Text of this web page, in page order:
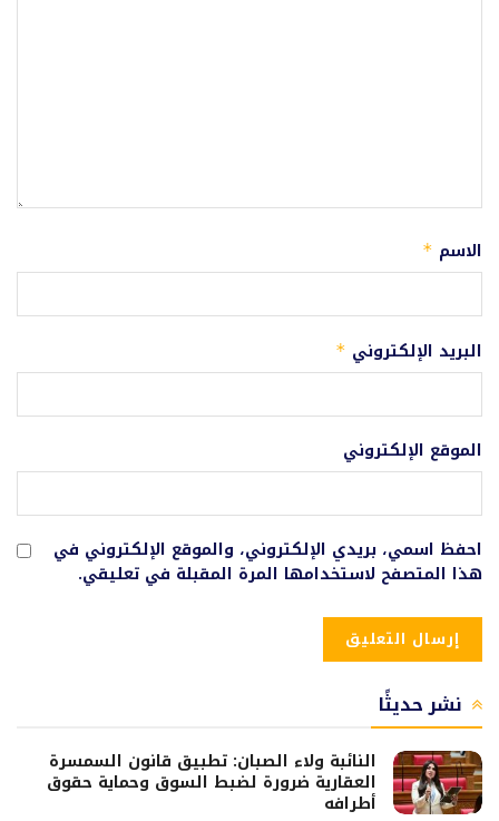
الاسم *
البريد الإلكتروني *
الموقع الإلكتروني
احفظ اسمي، بريدي الإلكتروني، والموقع الإلكتروني في
هذا المتصفح لاستخدامها المرة المقبلة في تعليقي.
نشر حديثًا
النائبة ولاء الصبان: تطبيق قانون السمسرة
العقارية ضرورة لضبط السوق وحماية حقوق
أطرافه